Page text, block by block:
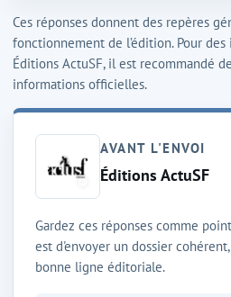
Ces réponses donnent des repères
fonctionnement de l’édition. Pour
Éditions ActuSF, il est recommandé
informations officielles.
AVANT L'ENVOI
Éditions ActuSF
Gardez ces réponses comme
est d'envoyer un dossier
bonne ligne éditoriale.